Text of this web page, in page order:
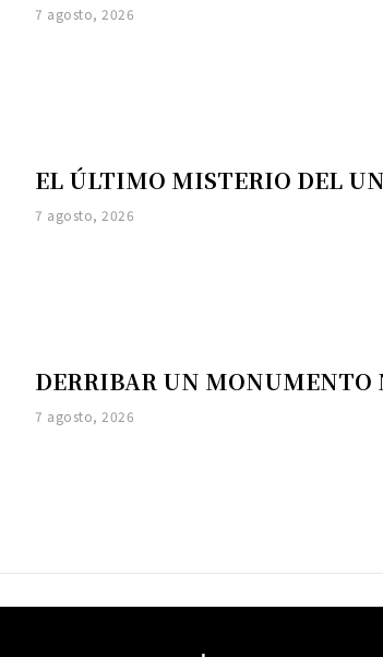
7 agosto, 2026
EL ÚLTIMO MISTERIO DEL
7 agosto, 2026
DERRIBAR UN MONUMENTO
7 agosto, 2026